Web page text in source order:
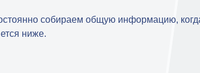
собираем общую информацию,
ниже.